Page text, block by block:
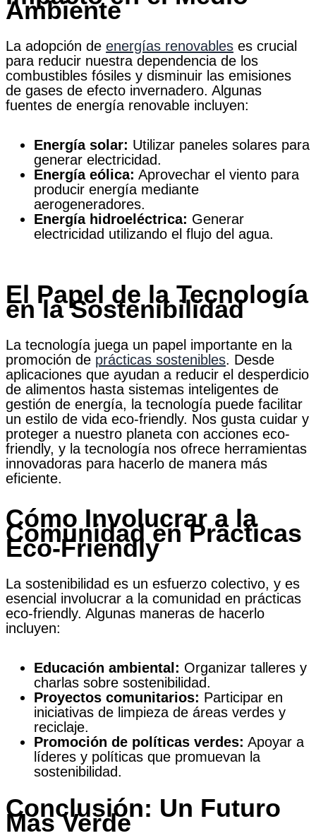
Ambiente
La adopción de energías renovables es crucial
para reducir nuestra dependencia de los
combustibles fósiles y disminuir las emisiones
de gases de efecto invernadero. Algunas
fuentes de energía renovable incluyen:
Energía solar: Utilizar paneles solares para
generar electricidad.
Energía eólica: Aprovechar el viento para
producir energía mediante
aerogeneradores.
Energía hidroeléctrica: Generar
electricidad utilizando el flujo del agua.
El Papel de la Tecnología
en la Sostenibilidad
La tecnología juega un papel importante en la
promoción de prácticas sostenibles. Desde
aplicaciones que ayudan a reducir el desperdicio
de alimentos hasta sistemas inteligentes de
gestión de energía, la tecnología puede facilitar
un estilo de vida eco-friendly. Nos gusta cuidar y
proteger a nuestro planeta con acciones eco-
friendly, y la tecnología nos ofrece herramientas
innovadoras para hacerlo de manera más
eficiente.
Cómo Involucrar a la
Comunidad en Prácticas
Eco-Friendly
La sostenibilidad es un esfuerzo colectivo, y es
esencial involucrar a la comunidad en prácticas
eco-friendly. Algunas maneras de hacerlo
incluyen:
Educación ambiental: Organizar talleres y
charlas sobre sostenibilidad.
Proyectos comunitarios: Participar en
iniciativas de limpieza de áreas verdes y
reciclaje.
Promoción de políticas verdes: Apoyar a
líderes y políticas que promuevan la
sostenibilidad.
Conclusión: Un Futuro
Más Verde